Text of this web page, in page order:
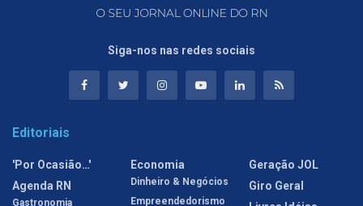
Siga-nos nas redes sociais
Editoriais
'Por Ocasião…'
Agenda RN
Gastronomia
Economia
Dinheiro & Negócios
Empreendedorismo
Geração JOL
Giro Geral